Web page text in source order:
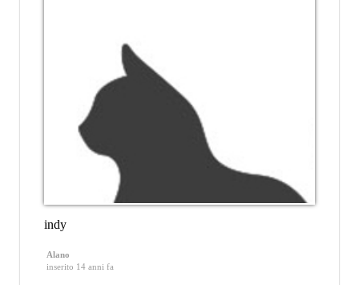
indy
Alano
inserito 14 anni fa